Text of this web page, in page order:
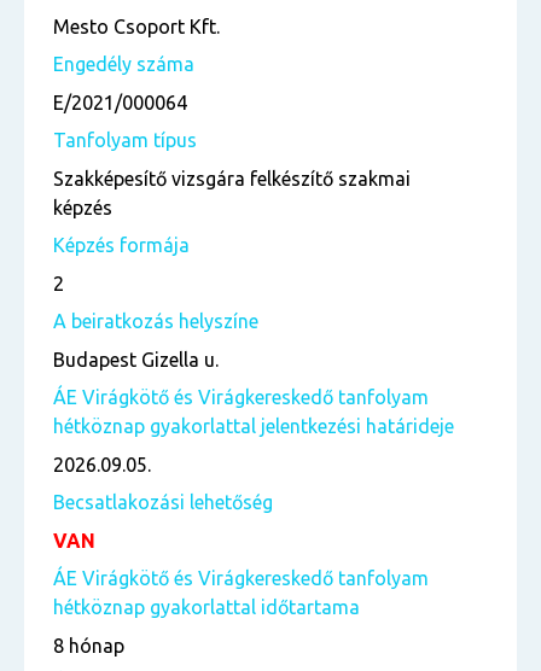
Mesto Csoport Kft.
Engedély száma
E/2021/000064
Tanfolyam típus
Szakképesítő vizsgára felkészítő szakmai
képzés
Képzés formája
2
A beiratkozás helyszíne
Budapest Gizella u.
ÁE Virágkötő és Virágkereskedő tanfolyam
hétköznap gyakorlattal jelentkezési határideje
2026.09.05.
Becsatlakozási lehetőség
VAN
ÁE Virágkötő és Virágkereskedő tanfolyam
hétköznap gyakorlattal időtartama
8 hónap